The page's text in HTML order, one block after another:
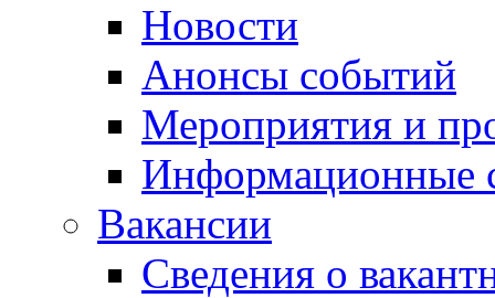
Новости
Анонсы событий
Мероприятия и
Информационные
Вакансии
Сведения о